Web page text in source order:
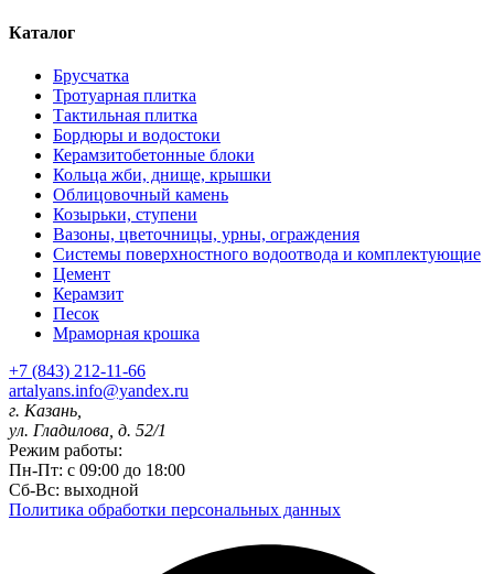
Каталог
Брусчатка
Тротуарная плитка
Тактильная плитка
Бордюры и водостоки
Керамзитобетонные блоки
Кольца жби, днище, крышки
Облицовочный камень
Козырьки, ступени
Вазоны, цветочницы, урны, ограждения
Системы поверхностного водоотвода и комплектующие
Цемент
Керамзит
Песок
Мраморная крошка
+7 (843) 212-11-66
artalyans.info@yandex.ru
г. Казань,
ул. Гладилова, д. 52/1
Режим работы:
Пн-Пт: с 09:00 до 18:00
Сб-Вс: выходной
Политика обработки персональных данных